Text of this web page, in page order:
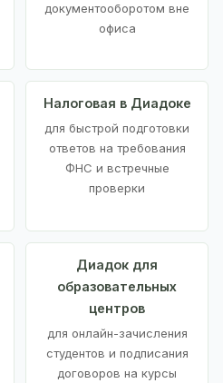
документооборотом вне
офиса
Налоговая в Диадоке
для быстрой подготовки
ответов на требования
ФНС и встречные
проверки
Диадок для
образовательных
центров
для онлайн-зачисления
студентов и подписания
договоров на курсы